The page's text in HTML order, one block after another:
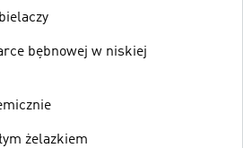
bębnowej w niskiej
żelazkiem